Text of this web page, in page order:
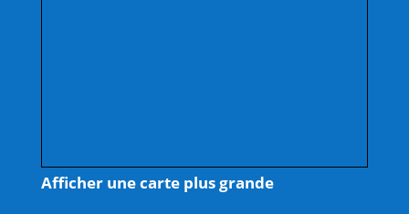
Afficher une carte plus grande